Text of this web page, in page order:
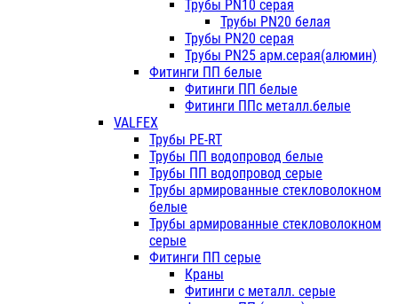
Трубы PN10 серая
Трубы PN20 белая
Трубы PN20 серая
Трубы PN25 арм.серая(алюмин)
Фитинги ПП белые
Фитинги ПП белые
Фитинги ППс металл.белые
VALFEX
Трубы PE-RT
Трубы ПП водопровод белые
Трубы ПП водопровод серые
Трубы армированные стекловолокном
белые
Трубы армированные стекловолокном
серые
Фитинги ПП серые
Краны
Фитинги с металл. серые